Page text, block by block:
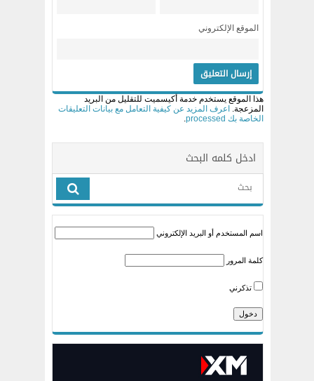
الموقع الإلكتروني
هذا الموقع يستخدم خدمة أكيسميت للتقليل من البريد
المزعجة. اعرف المزيد عن كيفية التعامل مع بيانات التعليقات
الخاصة بك processed
ادخل كلمه البحث
اسم المستخدم أو البريد الإلكتروني
كلمة المرور
تذكرني